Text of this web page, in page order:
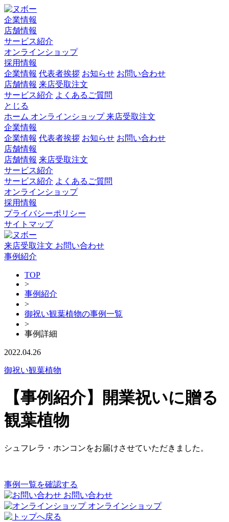
企業情報
店舗情報
サービス紹介
オンラインショップ
採用情報
企業情報 代表者挨拶 お知らせ お問い合わせ
店舗情報 来店受取注文
サービス紹介 よくあるご質問
とじる
ホーム オンラインショップ来店受取注文
企業情報
企業情報 代表者挨拶 お知らせ お問い合わせ
店舗情報
店舗情報 来店受取注文
サービス紹介
サービス紹介 よくあるご質問
オンラインショップ
採用情報
プライバシーポリシー
サイトマップ
来店受取注文 お問い合わせ
事例紹介
TOP
>
事例紹介
>
御祝い観葉植物の事例一覧
>
事例詳細
2022.04.26
御祝い観葉植物
【事例紹介】開業祝いに贈る
観葉植物
シュフレラ・ホンコンをお届けさせていただきました。
事例一覧を確認する
お問い合わせ
オンラインショップ